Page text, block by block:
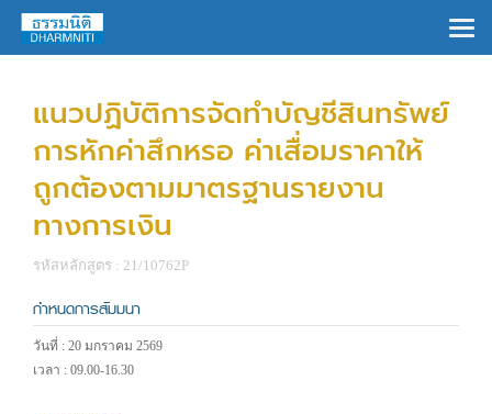
แนวปฏิบัติการจัดทำบัญชีสินทรัพย์
การหักค่าสึกหรอ ค่าเสื่อมราคาให้
ถูกต้องตามมาตรฐานรายงาน
ทางการเงิน
รหัสหลักสูตร : 21/10762P
กำหนดการสัมมนา
วันที่ : 20 มกราคม 2569
เวลา : 09.00-16.30
×